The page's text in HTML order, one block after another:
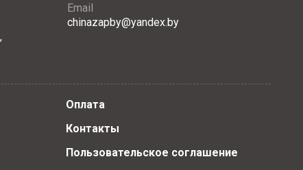
Email
chinazapby@yandex.by
Оплата
Контакты
Пользовательское соглашение